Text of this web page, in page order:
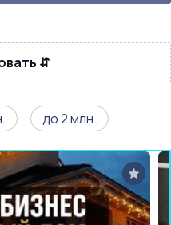
до:
⇵
до 2 млн.